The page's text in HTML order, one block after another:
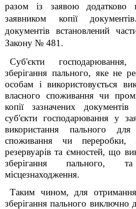
разом із заявою додатково
заявником копії
документів встановлений
Закону № 481.
Суб'єкти
зберігання пального, яке не
особам і використовується
власного споживання чи
копії зазначених
суб'єкти господарювання у
використання пального
споживання чи переробки,
резервуарів та ємностей, що
зберігання пального,
місцезнаходження.
Таким чином, для отримання
зберігання пального виключно